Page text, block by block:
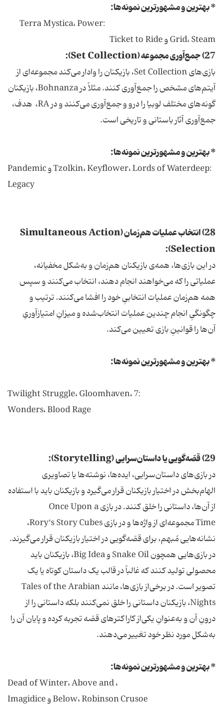
* بهترین و مشهورترین نمونه‌ها:
:Terra Mystica، Power
Grid، Steam و Ticket to Ride
27) جمع‌آوری مجموعه (Set Collection):
بازی‌های Set Collection، بازیکنان را وادار می‌کند مجموعه‌ای از
آیتم‌های مشخص را جمع‌آوری کنند. مثلاً در Bohnanza، بازیکنان
گونه‌های مختلف لوبیا را درو و جمع‌آوری می‌کنند و در RA، هدف،
جمع‌آوری آثار باستانی و تاریخی است.
* بهترین و مشهورترین نمونه‌ها:
:Tzolkin، Keyflower، Lords of Waterdeep و Pandemic
Legacy
28) انتخاب عملیات هم‌زمان (Simultaneous Action
Selection):
در این بازی‌ها، همه‌ی بازیکنان هم‌زمان و به‌شکل مخفیانه،
عملیاتی را که می‌خواهند انجام دهند، انتخاب می‌کنند و سپس
همه هم‌زمان عملیات انتخابیِ خود را افشا می‌کنند. ترتیب و
چگونگیِ انجام چندین عملیات انتخاب‌شده و میزانِ امتیازآوریِ
آن‌ها را قوانینِ بازی تعیین می‌کند.
* بهترین و مشهورترین نمونه‌ها:
:Twilight Struggle، Gloomhaven، 7
Wonders، Blood Rage
29) قصّه‌گویی یا داستان‌سرایی (Storytelling):
در بازی‌های داستان‌سرایی، ایده‌ها، نوشته‌ها یا تصاویری
الهام‌بخش در اختیار بازیکنان قرار می‌گیرد و بازیکنان باید با استفاده
از آن‌ها، داستانی را خلق کنند. در بازی Once Upon a
Time مجموعه‌ای از واژه‌ها و در بازی Rory’s Story Cubes،
نشانه‌هایی مُبهم، برای قصّه‌گویی در اختیار بازیکنان قرار می‌گیرند.
در بازی‌هایی همچون Snake Oil و Big Idea، بازیکنان باید
محصولی تولید کنند که غالباً در قالب یک داستان کوتاه یا یک
تصویر است. در برخی‌از بازی‌ها، مانند Tales of the Arabian
Nights، بازیکنان داستانی را خلق نمی‌کنند بلکه داستانی را از
درونِ آن و به‌عنوانِ یکی‌از کاراکترهای قصّه تجربه کرده و پایان آن را
به‌شکل مورد نظر خود تغییر می‌دهند.
* بهترین و مشهورترین نمونه‌ها:
، Dead of Winter، Above and
Below، Robinson Crusoe و Imagidice